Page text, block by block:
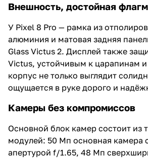
Внешность, достойная
У Pixel 8 Pro — рамка из
алюминия и матовая задняя
Glass Victus 2. Дисплей также
Victus, устойчивым к царапинам
корпус не только выглядит
ощущается в руке дорого и
Камеры без компромиссов
Основной блок камер состоит из
модулей: 50 Мп основная камера
апертурой f/1.65, 48 Мп